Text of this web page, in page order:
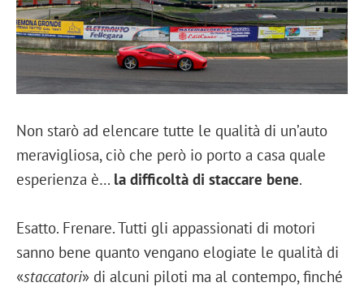
Non starò ad elencare tutte le qualità di un’auto
meravigliosa, ciò che però io porto a casa quale
esperienza è… la difficoltà di staccare bene.
Esatto. Frenare. Tutti gli appassionati di motori
sanno bene quanto vengano elogiate le qualità di
«staccatori» di alcuni piloti ma al contempo, finché